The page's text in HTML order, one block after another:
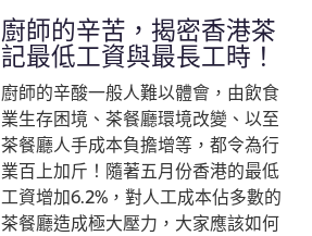
廚師的辛苦，揭密香港茶
記最低工資與最長工時！
廚師的辛酸一般人難以體會，由飲食
業生存困境、茶餐廳環境改變、以至
茶餐廳人手成本負擔增等，都令為行
業百上加斤！隨著五月份香港的最低
工資增加6.2%，對人工成本佔多數的
茶餐廳造成極大壓力，大家應該如何